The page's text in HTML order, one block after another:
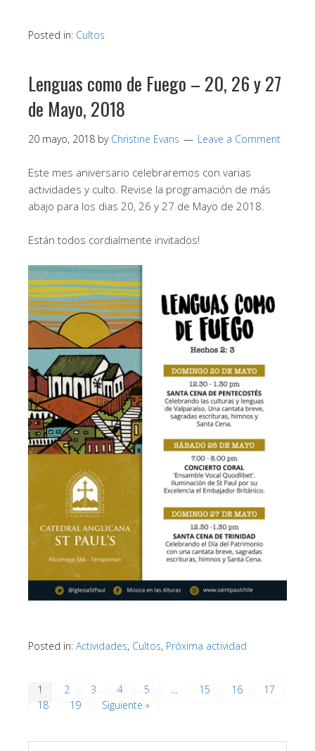
Posted in: Cultos
Lenguas como de Fuego – 20, 26 y 27
de Mayo, 2018
20 mayo, 2018 by Christine Evans Leave a Comment
Este mes aniversario celebraremos con varias
actividades y culto. Revise la programación de más
abajo para los dias 20, 26 y 27 de Mayo de 2018.
Están todos cordialmente invitados!
Posted in: Actividades, Cultos, Próxima actividad
1 2 3 4 5 15 16
17
18
19 Siguiente »